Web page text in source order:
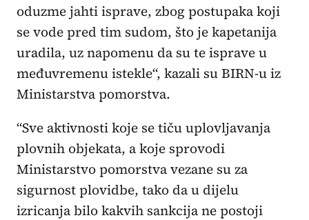
oduzme jahti isprave, zbog postupaka koji
se vode pred tim sudom, što je kapetanija
uradila, uz napomenu da su te isprave u
međuvremenu istekle“, kazali su BIRN-u iz
Ministarstva pomorstva.
“Sve aktivnosti koje se tiču uplovljavanja
plovnih objekata, a koje sprovodi
Ministarstvo pomorstva vezane su za
sigurnost plovidbe, tako da u dijelu
izricanja bilo kakvih sankcija ne postoji